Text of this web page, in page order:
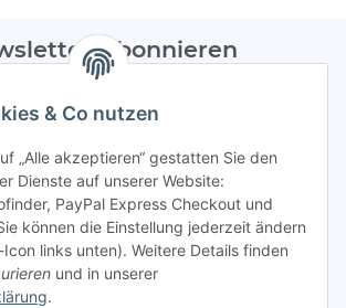
Abonnieren
eurer
zu euren Aktionen per E-Mail zu.
Abonnieren
Spamschutz aktiv
& Co nutzen
„Alle akzeptieren“ gestatten Sie den
Dienste auf unserer Website:
PayPal Express Checkout und
können die Einstellung jederzeit ändern
links unten). Weitere Details finden
und in unserer
.